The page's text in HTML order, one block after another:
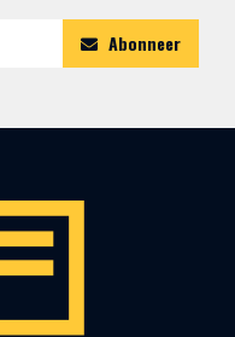
Abonneer